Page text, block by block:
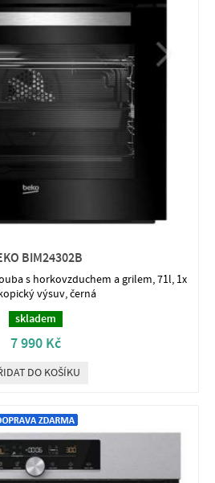
BIM24302B
s horkovzduchem a grilem, 71l, 1x
výsuv, černá
skladem
7 990 Kč
DO KOŠÍKU